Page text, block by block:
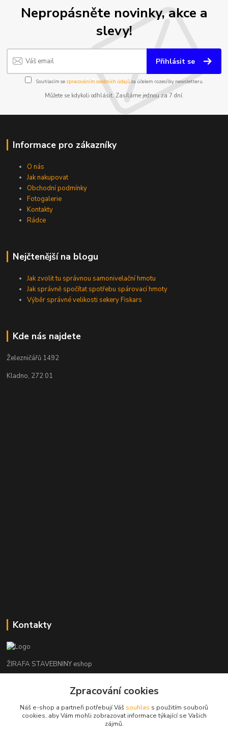
Nepropásněte novinky, akce a
slevy!
Přihlásit se
Souhlasím se zpracováním osobních údajůza účelem rozesílky newsletteru.
Můžete se kdykoli odhlásit. Zasíláme jednou za 7 dní.
Informace pro zákazníky
O nás
Jak nakupovat
Obchodní podmínky
Fotogalerie
Kontakty
Rádce
Nejčtenější na blogu
Jak zvolit tu správnou samonivelační hmotu
Jak správně spočítat spotřebu spárovací hmoty
Výběr správné velikosti sekery Fiskars
Kde nás najdete
Železničářů 1492
Kladno, 272 01
Kontakty
ŽIRAFA STAVEBNINY eshop
+420 312 685 342
kladno@zirafa-stavebniny.cz
Zpracování cookies
Náš e-shop a partneři potřebují Váš souhlas s použitím souborů
cookies, aby Vám mohli zobrazovat informace týkající se Vašich
zájmů.